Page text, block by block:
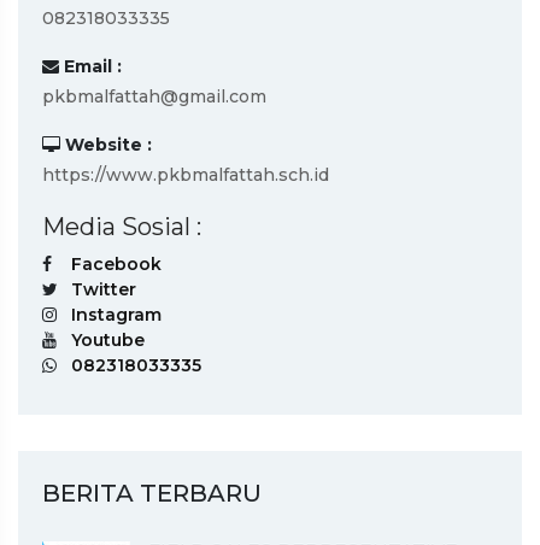
082318033335
Email :
pkbmalfattah@gmail.com
Website :
https://www.pkbmalfattah.sch.id
Media Sosial :
Facebook
Twitter
Instagram
Youtube
082318033335
BERITA TERBARU